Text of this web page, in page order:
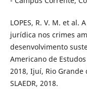
LOPES, R. V. M. et
jurídica nos crimes
desenvolvimento
Americano de
2018, Ijuí, Rio Grande
SLAEDR, 2018.